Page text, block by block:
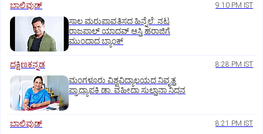
ಬಾಲಿವುಡ್‌ 9:10 PM IST
ಸಾಲ ಮರುಪಾವತಿಸದ ಹಿನ್ನೆಲೆ: ನಟ
ರಾಜಪಾಲ್ ಯಾದವ್‌ ಆಸ್ತಿ ಹರಾಜಿಗೆ
ಮುಂದಾದ ಬ್ಯಾಂಕ್
ದಕ್ಷಿಣಕನ್ನಡ 8:28 PM IST
ಮಂಗಳೂರು ವಿಶ್ವವಿದ್ಯಾಲಯದ ನಿವೃತ್ತ
ಪ್ರಾಧ್ಯಾಪಕಿ ಡಾ. ವಹೀದಾ ಸುಲ್ತಾನಾ ನಿಧನ
ಬಾಲಿವುಡ್‌ 8:21 PM IST